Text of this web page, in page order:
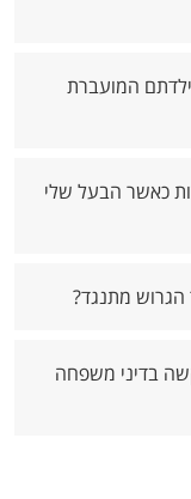
ילדתם המועברת
כאשר הבעל שלי
הגרוש מתנגד?
בדיני משפחה